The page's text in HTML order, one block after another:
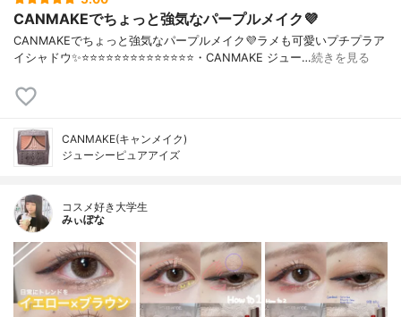
CANMAKEでちょっと強気なパープルメイク💜
CANMAKEでちょっと強気なパープルメイク💜ラメも可愛いプチプラア
イシャドウ✨⭐️⭐️⭐️⭐️⭐️⭐️⭐️⭐️⭐️⭐️⭐️⭐️⭐️⭐️・CANMAKE ジュー…続きを見る
CANMAKE(キャンメイク)
ジューシーピュアアイズ
コスメ好き大学生
みぃぽな